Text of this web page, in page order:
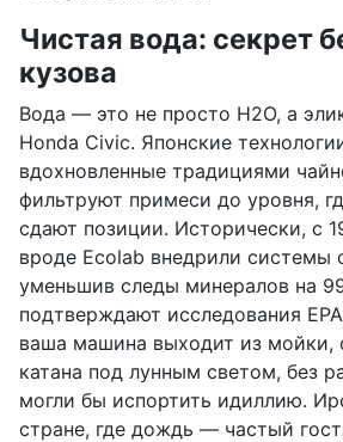
Чистая вода: секрет
кузова
Вода — это не просто H2O, а
Honda Civic. Японские
вдохновленные традициями
фильтруют примеси до уровня,
сдают позиции. Исторически, с
вроде Ecolab внедрили системы
уменьшив следы минералов на
подтверждают исследования
ваша машина выходит из мойки,
катана под лунным светом, без
могли бы испортить идиллию.
стране, где дождь — частый